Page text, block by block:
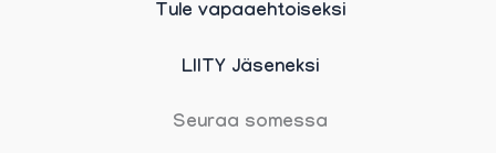
Tule vapaaehtoiseksi
LIITY Jäseneksi
Seuraa somessa